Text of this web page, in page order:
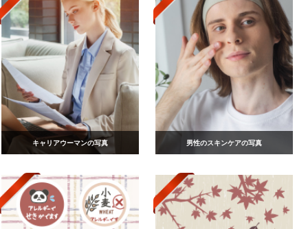
キャリアウーマンの写真 男性のスキンケアの写真